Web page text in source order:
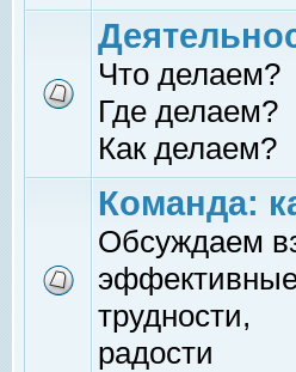
Что делаем?
Где делаем?
Как делаем?
Команда:
Обсуждаем
трудности,
радости